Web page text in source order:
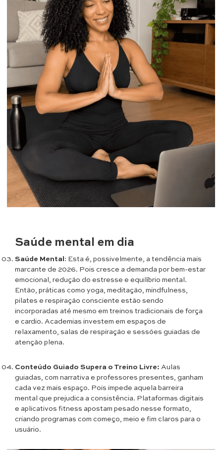
Saúde mental em dia
Saúde Mental : Esta é, possivelmente, a tendência mais
marcante de 2026. Pois cresce a demanda por bem-estar
emocional, redução do estresse e equilíbrio mental.
Então, práticas como yoga, meditação, mindfulness,
pilates e respiração consciente estão sendo
incorporadas até mesmo em treinos tradicionais de força
e cardio. Academias investem em espaços de
relaxamento, salas de respiração e sessões guiadas de
atenção plena.
Conteúdo Guiado Supera o Treino Livre: Aulas
guiadas, com narrativa e professores presentes, ganham
cada vez mais espaço. Pois impede aquela barreira
mental que prejudica a consistência. Plataformas digitais
e aplicativos fitness apostam pesado nesse formato,
criando programas com começo, meio e fim claros para o
usuário.